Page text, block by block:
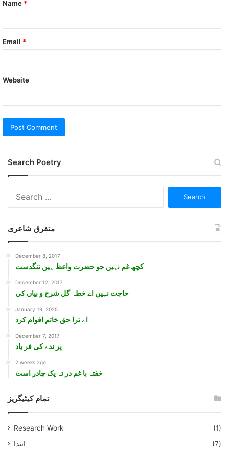
*
Name *
Email *
Website
Search Poetry
متفرق شاعری
December 8, 2017
کچھ غم نہيں جو حضرت واعظ ہيں تنگدست
December 12, 2017
حاجت نہيں اے خطہ گل شرح و بياں کي
January 19, 2025
December 7, 2017
پر ندے کی فر ياد
2 weeks ago
خفتہ با غم در تہ یک چادر است
تمام کیٹیگریز
Research Work
(1)
ابتدا
(7)